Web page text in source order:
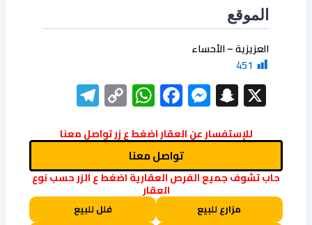
الموقع
العزيزية – الأحساء
451
X
Snapchat
Messenger
Facebook
WhatsApp
Copy
Link
للإستفسار عن العقار اضغط ع زر تواصل معنا
تواصل معنا
حاب تشوف جميع الفرص العقارية اضغط ع الزر حسب نوع
العقار
مزارع للبيع فلل للبيع